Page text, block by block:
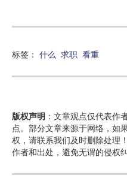
标签： 什么 求职 看重
版权声明 ：文章观点仅代表作
点。部分文章来源于网络，如
权，请联系我们及时删除处理
作者和出处，避免无谓的侵权纠